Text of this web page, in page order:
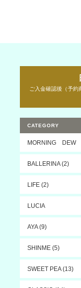
ご入金確認後（予
CATEGORY
MORNING DEW
BALLERINA (2)
LIFE (2)
LUCIA
AYA (9)
SHINME (5)
SWEET PEA (13)